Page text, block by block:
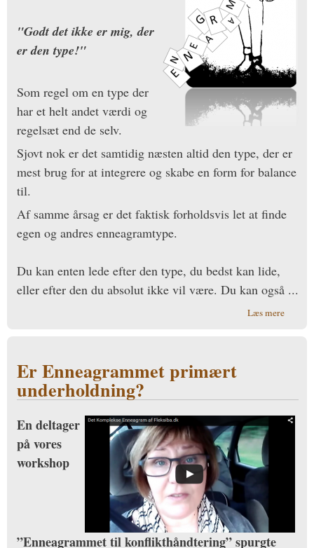
"Godt det ikke er mig, der
er den type!"
Som regel om en type der
har et helt andet værdi og
regelsæt end de selv.
Sjovt nok er det samtidig næsten altid den type, der er
mest brug for at integrere og skabe en form for balance
til.
Af samme årsag er det faktisk forholdsvis let at finde
egen og andres enneagramtype.
Du kan enten lede efter den type, du bedst kan lide,
eller efter den du absolut ikke vil være. Du kan også ...
Læs mereom
Er Enneagrammet primært
underholdning?
En deltager
på vores
workshop
”Enneagrammet til konflikthåndtering” spurgte